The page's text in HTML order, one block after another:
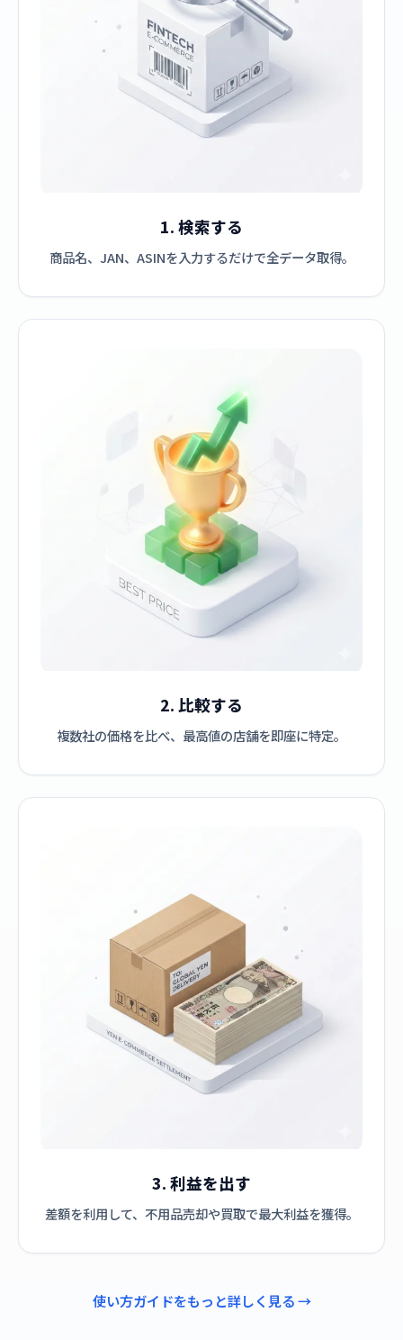
1. 検索する
商品名、JAN、ASINを入力するだけで全データ取得。
2. 比較する
複数社の価格を比べ、最高値の店舗を即座に特定。
3. 利益を出す
差額を利用して、不用品売却や買取で最大利益を獲得。
使い方ガイドをもっと詳しく見る →